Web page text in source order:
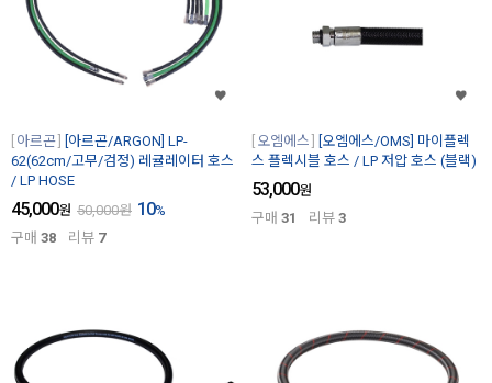
아르곤
[아르곤/ARGON] LP-
62(62cm/고무/검정) 레귤레이터 호스
/ LP HOSE
45,000원 50,000원 10%
구매 38 리뷰 7
오엠에스
[오엠에스/OMS] 마이플렉
스 플렉시블 호스 / LP 저압 호스 (블랙)
53,000원
구매 31 리뷰 3